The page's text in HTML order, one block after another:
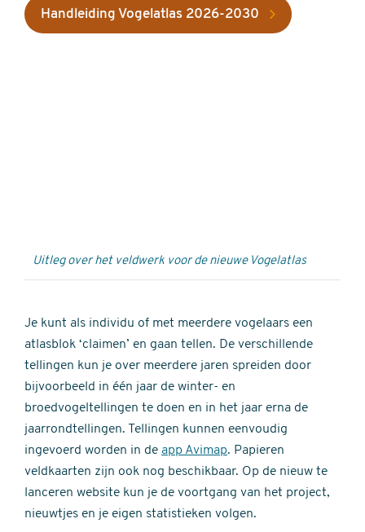
Handleiding Vogelatlas 2026-2030
Uitleg over het veldwerk voor de nieuwe Vogelatlas
Je kunt als individu of met meerdere vogelaars een
atlasblok ‘claimen’ en gaan tellen. De verschillende
tellingen kun je over meerdere jaren spreiden door
bijvoorbeeld in één jaar de winter- en
broedvogeltellingen te doen en in het jaar erna de
jaarrondtellingen. Tellingen kunnen eenvoudig
ingevoerd worden in de app Avimap. Papieren
veldkaarten zijn ook nog beschikbaar. Op de nieuw te
lanceren website kun je de voortgang van het project,
nieuwtjes en je eigen statistieken volgen.